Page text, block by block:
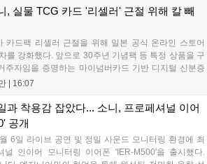
일반 재료는 현상을 유지하고 있으며, 영웅 등급 장비
로 등락을 보이고 있습니다....
, 실물 TCG 카드 '리셀러' 근절 위해 칼 빼
카드팩 리셀러 근절을 위해 일본 공식 온라인 스토어
를 강화했다. 앞으로 30주년 기념팩 등 특정 상품을 구
주자임을 증명하는 마이넘버카드 기반 디지털 신분증
품들은 온라인 추첨제로만 판매되며, 이번 조치는 과
물량 안정화에 어떤 영향을 미칠지 업계의 이목이 쏠
| 16:07
과 착용감 잡았다... 소니, 프로페셔널 이어
공개
6일 라이브 공연 및 정밀 사운드 모니터링 환경에 최
널 인이어 모니터링 이어폰 'IER-M500'을 출시했다.